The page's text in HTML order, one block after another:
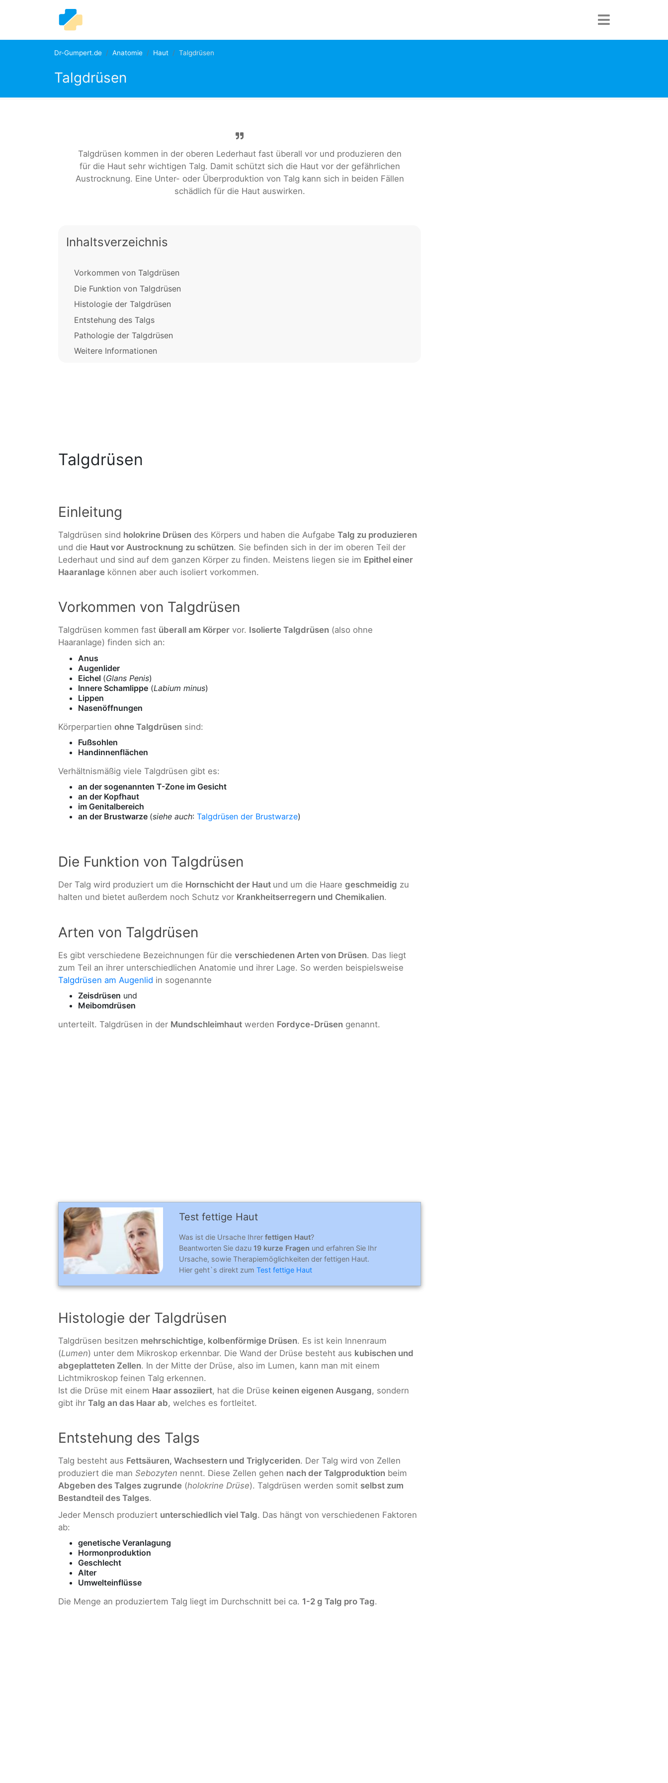
Dr-Gumpert.de Anatomie Haut Talgdrüsen
Talgdrüsen
Talgdrüsen kommen in der oberen Lederhaut fast überall vor und produzieren den
für die Haut sehr wichtigen Talg. Damit schützt sich die Haut vor der gefährlichen
Austrocknung. Eine Unter- oder Überproduktion von Talg kann sich in beiden Fällen
schädlich für die Haut auswirken.
Inhaltsverzeichnis
Vorkommen von Talgdrüsen
Die Funktion von Talgdrüsen
Histologie der Talgdrüsen
Entstehung des Talgs
Pathologie der Talgdrüsen
Weitere Informationen
Talgdrüsen
Einleitung
Talgdrüsen sind holokrine Drüsen des Körpers und haben die Aufgabe Talg zu produzieren
und die Haut vor Austrocknung zu schützen. Sie befinden sich in der im oberen Teil der
Lederhaut und sind auf dem ganzen Körper zu finden. Meistens liegen sie im Epithel einer
Haaranlage können aber auch isoliert vorkommen.
Vorkommen von Talgdrüsen
Talgdrüsen kommen fast überall am Körper vor. Isolierte Talgdrüsen (also ohne
Haaranlage) finden sich an:
Anus
Augenlider
Eichel (Glans Penis)
Innere Schamlippe (Labium minus)
Lippen
Nasenöffnungen
Körperpartien ohne Talgdrüsen sind:
Fußsohlen
Handinnenflächen
Verhältnismäßig viele Talgdrüsen gibt es:
an der sogenannten T-Zone im Gesicht
an der Kopfhaut
im Genitalbereich
an der Brustwarze (siehe auch: Talgdrüsen der Brustwarze)
Die Funktion von Talgdrüsen
Der Talg wird produziert um die Hornschicht der Haut und um die Haare geschmeidig zu
halten und bietet außerdem noch Schutz vor Krankheitserregern und Chemikalien.
Arten von Talgdrüsen
Es gibt verschiedene Bezeichnungen für die verschiedenen Arten von Drüsen. Das liegt
zum Teil an ihrer unterschiedlichen Anatomie und ihrer Lage. So werden beispielsweise
Talgdrüsen am Augenlid in sogenannte
Zeisdrüsen und
Meibomdrüsen
unterteilt. Talgdrüsen in der Mundschleimhaut werden Fordyce-Drüsen genannt.
Test fettige Haut
Was ist die Ursache Ihrer fettigen Haut?
Beantworten Sie dazu 19 kurze Fragen und erfahren Sie Ihr
Ursache, sowie Therapiemöglichkeiten der fettigen Haut.
Hier geht`s direkt zum Test fettige Haut
Histologie der Talgdrüsen
Talgdrüsen besitzen mehrschichtige, kolbenförmige Drüsen. Es ist kein Innenraum
(Lumen) unter dem Mikroskop erkennbar. Die Wand der Drüse besteht aus kubischen und
abgeplatteten Zellen. In der Mitte der Drüse, also im Lumen, kann man mit einem
Lichtmikroskop feinen Talg erkennen.
Ist die Drüse mit einem Haar assoziiert, hat die Drüse keinen eigenen Ausgang, sondern
gibt ihr Talg an das Haar ab, welches es fortleitet.
Entstehung des Talgs
Talg besteht aus Fettsäuren, Wachsestern und Triglyceriden. Der Talg wird von Zellen
produziert die man Sebozyten nennt. Diese Zellen gehen nach der Talgproduktion beim
Abgeben des Talges zugrunde (holokrine Drüse). Talgdrüsen werden somit selbst zum
Bestandteil des Talges.
Jeder Mensch produziert unterschiedlich viel Talg. Das hängt von verschiedenen Faktoren
ab:
genetische Veranlagung
Hormonproduktion
Geschlecht
Alter
Umwelteinflüsse
Die Menge an produziertem Talg liegt im Durchschnitt bei ca. 1-2 g Talg pro Tag.